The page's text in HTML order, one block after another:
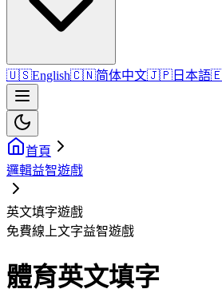
🇺🇸English🇨🇳简体中文🇯🇵 日本語
首頁
邏輯益智遊戲
英文填字遊戲
免費線上文字益智遊戲
體育英文填字